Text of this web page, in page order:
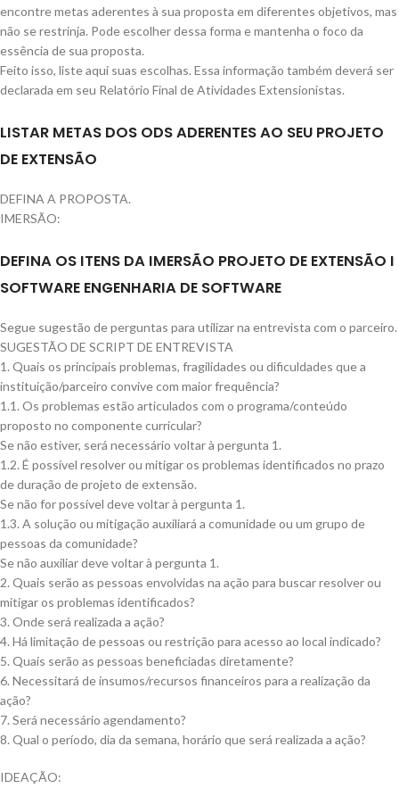
encontre metas aderentes à sua proposta em diferentes objetivos, mas
não se restrinja. Pode escolher dessa forma e mantenha o foco da
essência de sua proposta.
Feito isso, liste aqui suas escolhas. Essa informação também deverá ser
declarada em seu Relatório Final de Atividades Extensionistas.
LISTAR METAS DOS ODS ADERENTES AO SEU PROJETO
DE EXTENSÃO
DEFINA A PROPOSTA.
IMERSÃO:
DEFINA OS ITENS DA IMERSÃO PROJETO DE EXTENSÃO I
SOFTWARE ENGENHARIA DE SOFTWARE
Segue sugestão de perguntas para utilizar na entrevista com o parceiro.
SUGESTÃO DE SCRIPT DE ENTREVISTA
1. Quais os principais problemas, fragilidades ou dificuldades que a
instituição/parceiro convive com maior frequência?
1.1. Os problemas estão articulados com o programa/conteúdo
proposto no componente curricular?
Se não estiver, será necessário voltar à pergunta 1.
1.2. É possível resolver ou mitigar os problemas identificados no prazo
de duração de projeto de extensão.
Se não for possível deve voltar à pergunta 1.
1.3. A solução ou mitigação auxiliará a comunidade ou um grupo de
pessoas da comunidade?
Se não auxiliar deve voltar à pergunta 1.
2. Quais serão as pessoas envolvidas na ação para buscar resolver ou
mitigar os problemas identificados?
3. Onde será realizada a ação?
4. Há limitação de pessoas ou restrição para acesso ao local indicado?
5. Quais serão as pessoas beneficiadas diretamente?
6. Necessitará de insumos/recursos financeiros para a realização da
ação?
7. Será necessário agendamento?
8. Qual o período, dia da semana, horário que será realizada a ação?
IDEAÇÃO: